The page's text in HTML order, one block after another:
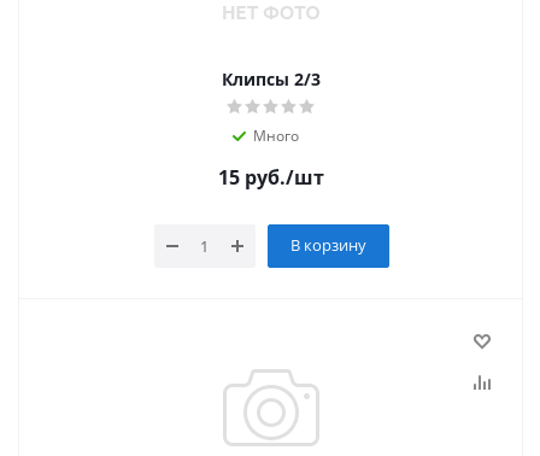
Клипсы 2/3
Много
15 руб./шт
В корзину